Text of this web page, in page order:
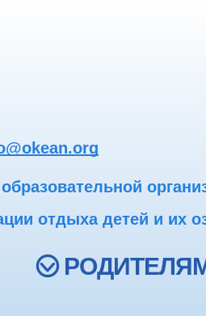
отдыха детей и их